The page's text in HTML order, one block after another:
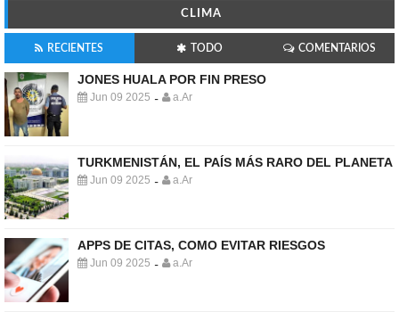
CLIMA
RECIENTES TODO COMENTARIOS
JONES HUALA POR FIN PRESO
Jun 09 2025 - a.Ar
TURKMENISTÁN, EL PAÍS MÁS RARO DEL PLANETA
Jun 09 2025 - a.Ar
APPS DE CITAS, COMO EVITAR RIESGOS
Jun 09 2025 - a.Ar